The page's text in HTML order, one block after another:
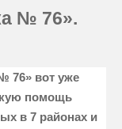
№ 76».
76» вот уже
помощь
в 7 районах и